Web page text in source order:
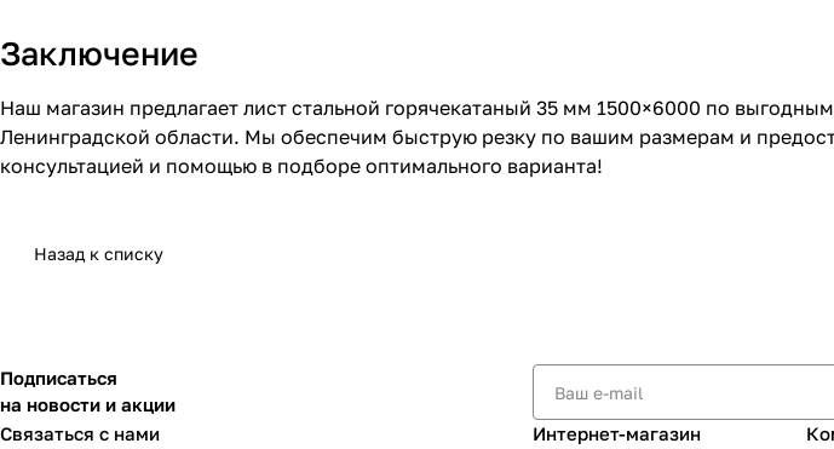
Заключение
Наш магазин предлагает лист стальной горячекатаный 35 мм 1500×6000 по
Ленинградской области. Мы обеспечим быструю резку по вашим размерам и
консультацией и помощью в подборе оптимального варианта!
Назад к списку
Подписаться
на новости и акции
Связаться с нами
Интернет-магазин